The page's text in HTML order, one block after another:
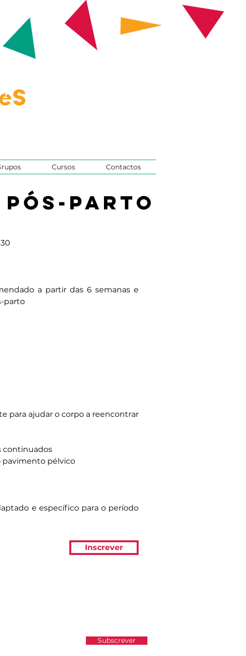
Cursos Contactos
Pós-parto
a partir das 6 semanas e
parto
para ajudar o corpo a reencontrar
continuados
pavimento pélvico
e específico para o período
Inscrever
Subscrever